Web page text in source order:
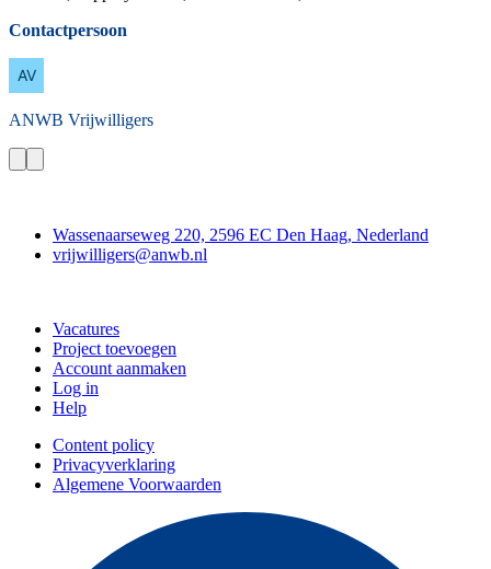
Contactpersoon
ANWB Vrijwilligers
Wassenaarseweg 220, 2596 EC Den Haag, Nederland
vrijwilligers@anwb.nl
Vacatures
Project toevoegen
Account aanmaken
Log in
Help
Content policy
Privacyverklaring
Algemene Voorwaarden